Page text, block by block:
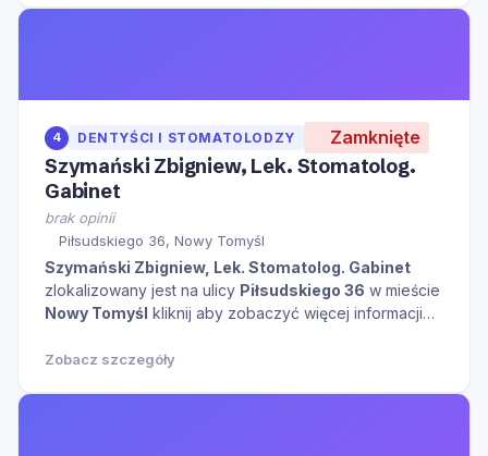
4 DENTYŚCI I STOMATOLODZY Zamknięte
Szymański Zbigniew, Lek. Stomatolog.
Gabinet
brak opinii
Piłsudskiego 36, Nowy Tomyśl
Szymański Zbigniew, Lek. Stomatolog. Gabinet
zlokalizowany jest na ulicy Piłsudskiego 36 w mieście
Nowy Tomyśl kliknij aby zobaczyć więcej informacji
Zobacz szczegóły